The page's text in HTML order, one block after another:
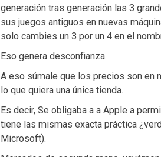
generación tras generación las 3
sus juegos antiguos en nuevas
solo cambies un 3 por un 4 en el
Eso genera desconfianza.
A eso súmale que los precios son en
lo que quiera una única tienda.
Es decir, Se obligaba a a Apple a
tiene las mismas exacta práctica
Microsoft).